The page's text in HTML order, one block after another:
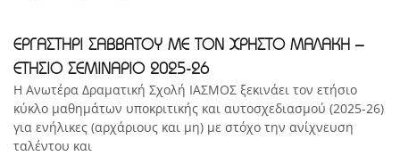
ΕΡΓΑΣΤΗΡΙ ΣΑΒΒΑΤΟΥ ΜΕ ΤΟΝ ΧΡΗΣΤΟ ΜΑΛΑΚΗ –
ΕΤΗΣΙΟ ΣΕΜΙΝΑΡΙΟ 2025-26
Η Ανωτέρα Δραματική Σχολή ΙΑΣΜΟΣ ξεκινάει τον ετήσιο
κύκλο μαθημάτων υποκριτικής και αυτοσχεδιασμού (2025-26)
για ενήλικες (αρχάριους και μη) με στόχο την ανίχνευση
ταλέντου και